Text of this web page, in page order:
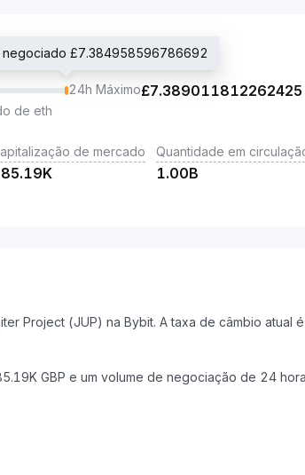
negociado £7.384958596786692
24h Máximo£7.389011812262425
de eth
de mercado Quantidade em
1.00B
Project (JUP) na Bybit. A taxa de câmbio atual é
GBP e um volume de negociação de 24